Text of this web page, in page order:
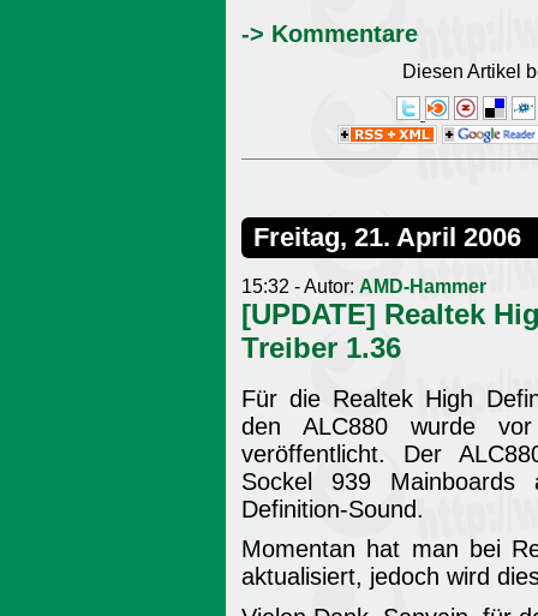
-> Kommentare
Diesen Artikel
Freitag, 21. April 2006
15:32 - Autor: AMD-Hammer
[UPDATE] Realtek
Treiber 1.36
Für die Realtek High
den ALC880 wurde
veröffentlicht. Der
Sockel 939 Mainboards
Definition-Sound.
Momentan hat man bei
aktualisiert, jedoch wird